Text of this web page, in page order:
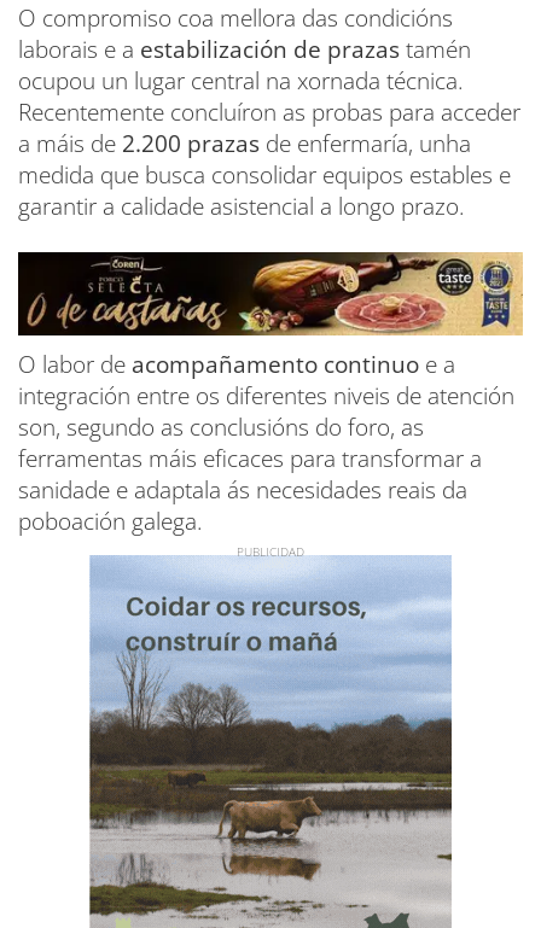
O compromiso coa mellora das condicións
laborais e a estabilización de prazastamén
ocupou un lugar central na xornada técnica.
Recentemente concluíron as probas para acceder
a máis de 2.200 prazas de enfermaría, unha
medida que busca consolidar equipos estables e
garantir a calidade asistencial a longo prazo.
O labor de acompañamento continuo e a
integración entre os diferentes niveis de atención
son, segundo as conclusións do foro, as
ferramentas máis eficaces para transformar a
sanidade e adaptala ás necesidades reais da
poboación galega.